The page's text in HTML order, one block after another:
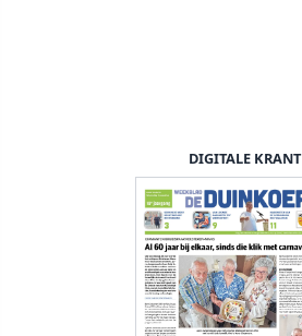
DIGITALE KRANT